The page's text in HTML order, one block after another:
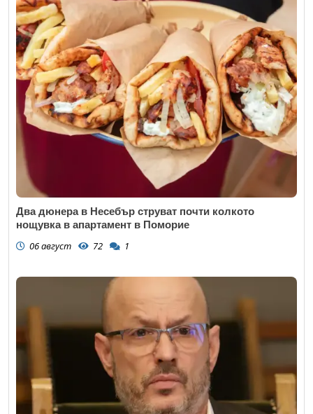
Два дюнера в Несебър струват почти колкото
нощувка в апартамент в Поморие
06 август 72 1